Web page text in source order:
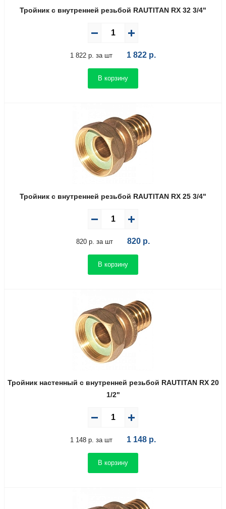
Тройник с внутренней резьбой RAUTITAN RX 32 3/4"
1 822 р. за шт 1 822 р.
В корзину
Тройник с внутренней резьбой RAUTITAN RX 25 3/4"
820 р. за шт 820 р.
В корзину
Тройник настенный с внутренней резьбой RAUTITAN RX 20
1/2"
1 148 р. за шт 1 148 р.
В корзину